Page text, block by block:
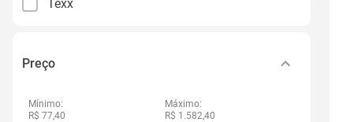
Texx
Preço
Mínimo:
R$ 77,40
Máximo:
R$ 1.582,40